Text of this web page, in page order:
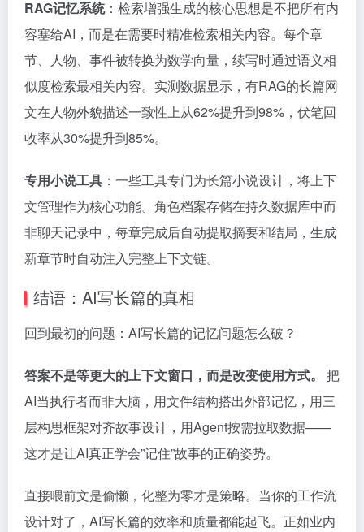
RAG记忆系统：检索增强生成的核心思想是不把所有内
容塞给AI，而是在需要时精准检索相关内容。每个章
节、人物、事件被转换为数学向量，续写时通过语义相
似度检索最相关内容。实测数据显示，有RAG的长篇网
文在人物外貌描述一致性上从62%提升到98%，伏笔回
收率从30%提升到85%。
专用小说工具 ：一些工具专门为长篇小说设计，将上下
文管理作为核心功能。角色档案存储在持久数据库中而
非聊天记录中，每章完成后自动提取摘要和结局，生成
新章节时自动注入完整上下文链。
结语：AI写长篇的真相
回到最初的问题：AI写长篇的记忆问题怎么破？
答案不是等更大的上下文窗口，而是改变使用方式。
把
AI当执行者而非大脑，用文件结构搭出外部记忆，用三
层构思框架对齐故事设计，用Agent按需拉取数据——
这才是让AI真正学会”记住”故事的正确姿势。
直接喂前文是偷懒，化整为零才是策略。当你的工作流
设计对了，AI写长篇的效率和质量都能起飞。正如业内